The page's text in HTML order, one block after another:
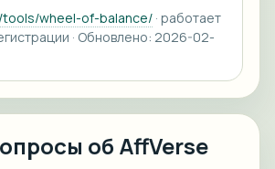
tools/wheel-of-balance/· работает
· Обновлено: 2026-02-
об AffVerse